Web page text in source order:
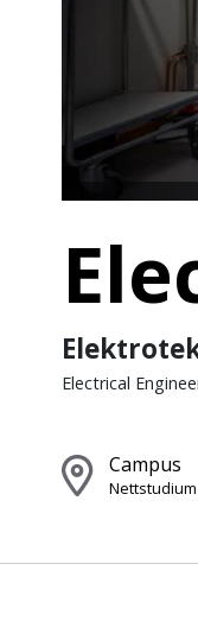
Electrical
Campus
Nettstudium